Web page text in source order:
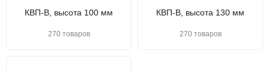
КВП-В, высота 100 мм
270 товаров
КВП-В, высота 130 мм
270 товаров